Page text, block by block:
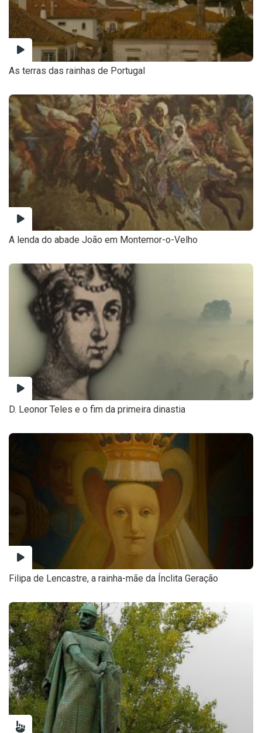
As terras das rainhas de Portugal
A lenda do abade João em Montemor-o-Velho
D. Leonor Teles e o fim da primeira dinastia
Filipa de Lencastre, a rainha-mãe da Ínclita Geração